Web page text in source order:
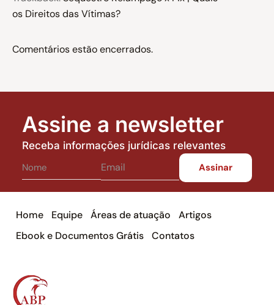
os Direitos das Vítimas?
Comentários estão encerrados.
Assine a newsletter
Receba informações jurídicas relevantes
Home Equipe Áreas de atuação
Artigos
Ebook e Documentos Grátis
Contatos